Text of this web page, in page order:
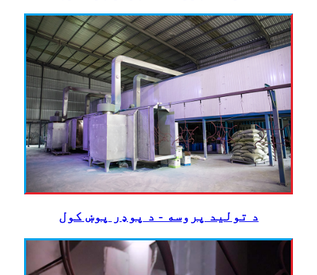
د تولید پروسه - د پوډر پوښ کول